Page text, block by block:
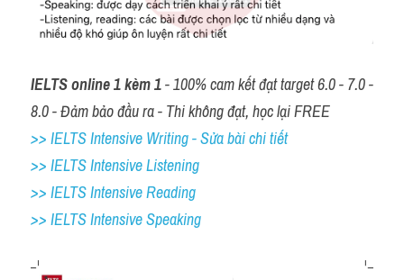
IELTS online 1 kèm 1 - 100% cam kết đạt target 6.0 - 7.0 -
8.0 - Đảm bảo đầu ra - Thi không đạt, học lại FREE
>> IELTS Intensive Writing - Sửa bài chi tiết
>> IELTS Intensive Listening
>> IELTS Intensive Reading
>> IELTS Intensive Speaking